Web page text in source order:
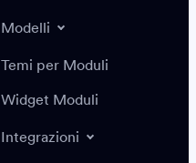
Modelli
Temi per Moduli
Widget Moduli
Integrazioni